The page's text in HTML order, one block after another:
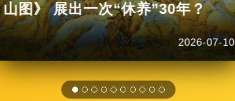
山图》 展出一次“休养”30年？
2026-07-10